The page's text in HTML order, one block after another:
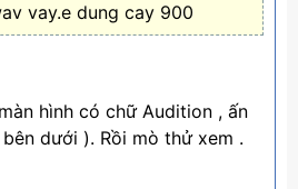
vay.e dung cay 900
hình có chữ Audition , ấn
dưới ). Rồi mò thử xem .